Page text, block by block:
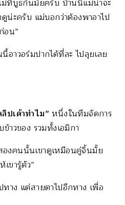
ม่ที่บูธกันมั้ยครับ ป่านนี้แม่น่าจะ
น่ะครับ แม่บอกว่าต้องพาอาไป
อน”
าวอร์มปากได้ที่ละ ไปลุยเลย
ปเค้าทำไม” หนึ่งในทีมจัดการ
ข้าวของ รวมทั้งเอมิกา
งคนนั้นเขาดูเหมือนคู่จิ้นมั้ย
ขารู้ตัว”
าง แต่สายตาไปอีกทาง เพื่อ